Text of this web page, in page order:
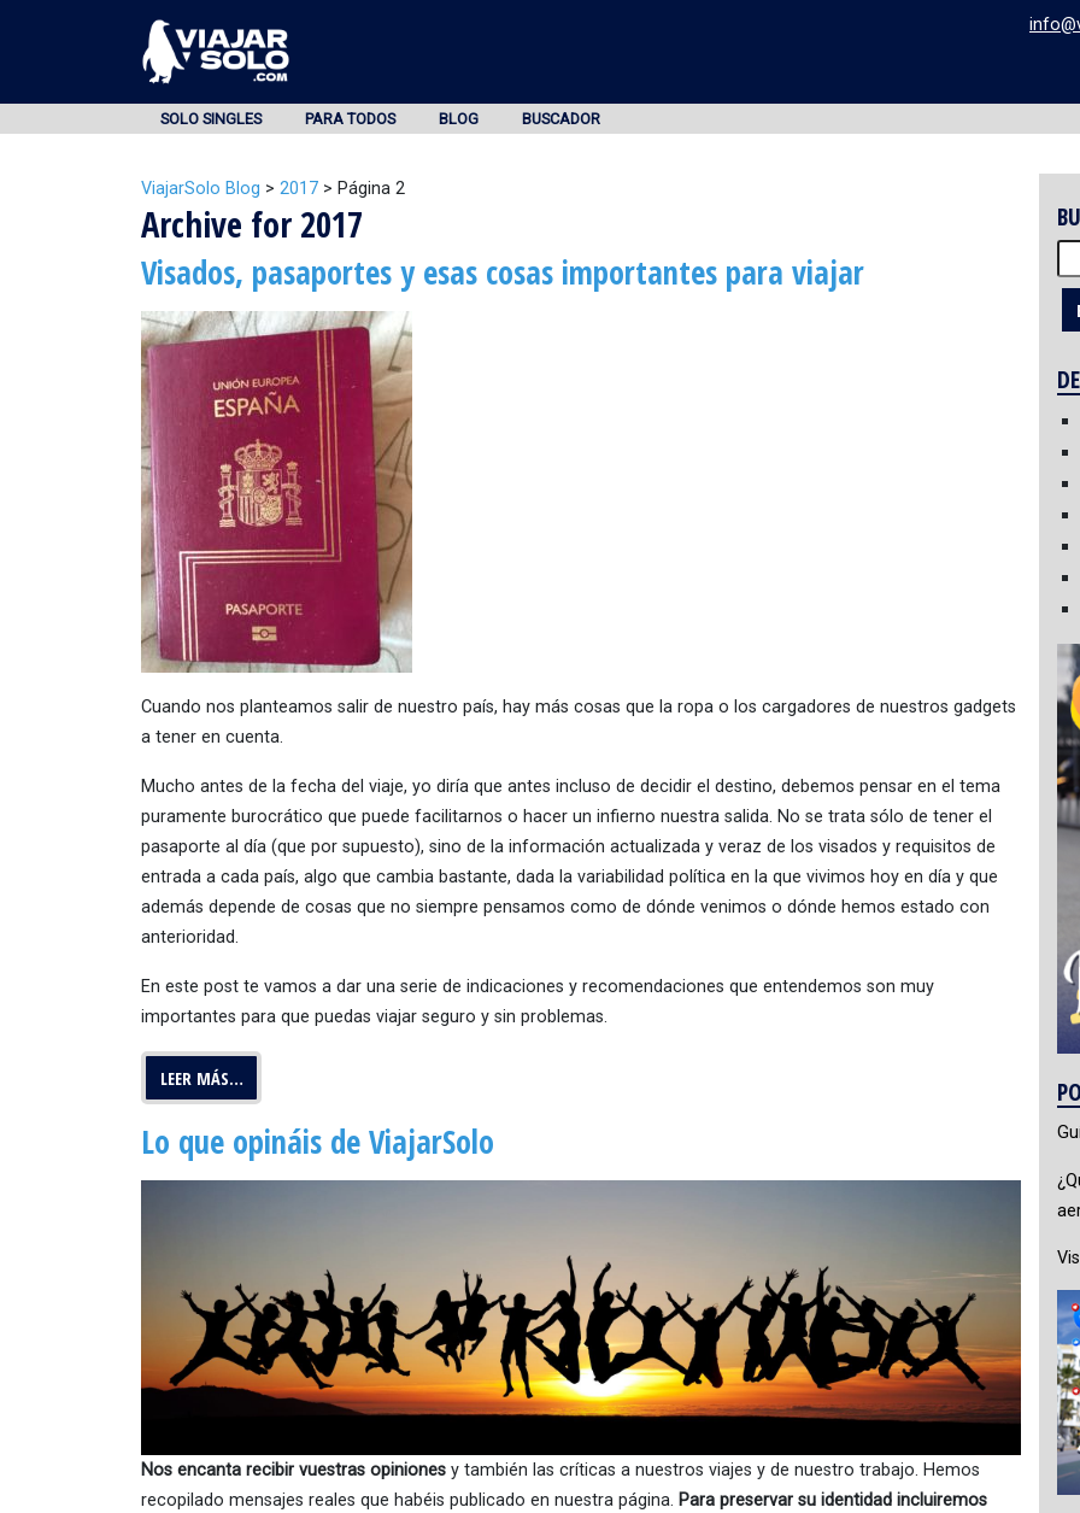
SOLO SINGLES PARA TODOS BLOG BUSCADOR
ViajarSolo Blog > 2017 > Página 2
Archive for 2017
Visados, pasaportes y esas cosas importantes para viajar
Cuando nos planteamos salir de nuestro país, hay más cosas que la ropa o los cargadores de nuestros gadgets
a tener en cuenta.
Mucho antes de la fecha del viaje, yo diría que antes incluso de decidir el destino, debemos pensar en el tema
puramente burocrático que puede facilitarnos o hacer un infierno nuestra salida. No se trata sólo de tener el
pasaporte al día (que por supuesto), sino de la información actualizada y veraz de los visados y requisitos de
entrada a cada país, algo que cambia bastante, dada la variabilidad política en la que vivimos hoy en día y que
además depende de cosas que no siempre pensamos como de dónde venimos o dónde hemos estado con
anterioridad.
En este post te vamos a dar una serie de indicaciones y recomendaciones que entendemos son muy
importantes para que puedas viajar seguro y sin problemas.
LEER MÁS…
Lo que opináis de ViajarSolo
Nos encanta recibir vuestras opiniones y también las críticas a nuestros viajes y de nuestro trabajo. Hemos
recopilado mensajes reales que habéis publicado en nuestra página. Para preservar su identidad incluiremos